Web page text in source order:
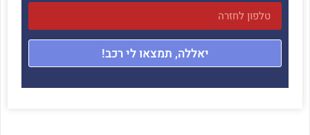
יאללה, תמצאו לי רכב!